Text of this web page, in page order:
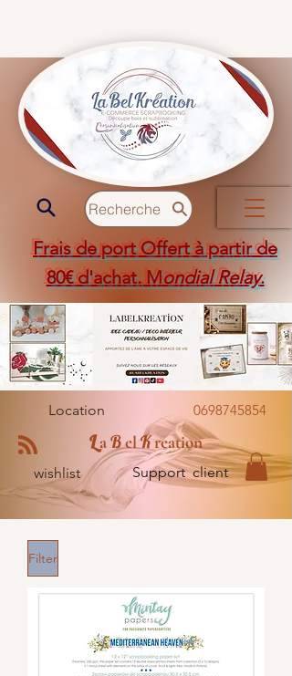
Recherche
Frais de port Offert à partir de
80€ d'achat. Mondial Relay.
Location 0698745854
LaBelKreation
wishlist Support client
Filter